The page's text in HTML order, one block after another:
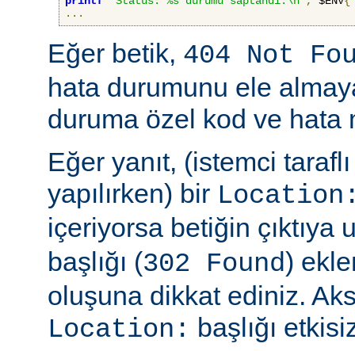
...
Eğer betik, 404 Not
hata durumunu ele
duruma özel kod ve hata
Eğer yanıt, (istemci
yapılırken) bir
içeriyorsa betiğin çıktıya
başlığı (302 Found)
oluşuna dikkat ediniz.
Location: başlığı